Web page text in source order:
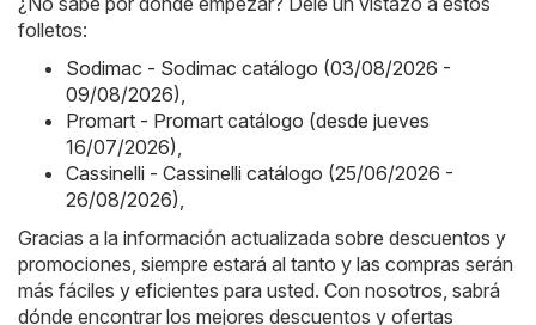
folletos:
Sodimac - Sodimac catálogo (03/08/2026 -
09/08/2026)
Promart - Promart catálogo (desde jueves
16/07/2026)
Cassinelli - Cassinelli catálogo (25/06/2026 -
26/08/2026)
Gracias a la información actualizada sobre descuentos y
promociones, siempre estará al tanto y las compras serán
más fáciles y eficientes para usted. Con nosotros, sabrá
dónde encontrar los mejores descuentos y ofertas